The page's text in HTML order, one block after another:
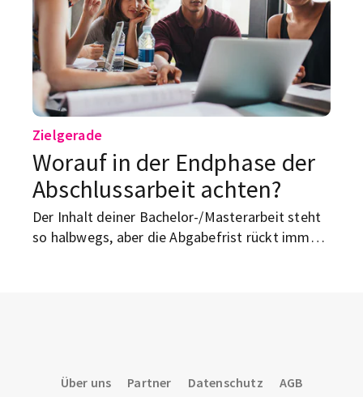
Zielgerade
Worauf in der Endphase der
Abschlussarbeit achten?
Der Inhalt deiner Bachelor-/Masterarbeit steht
so halbwegs, aber die Abgabefrist rückt immer
Über uns Partner Datenschutz AGB